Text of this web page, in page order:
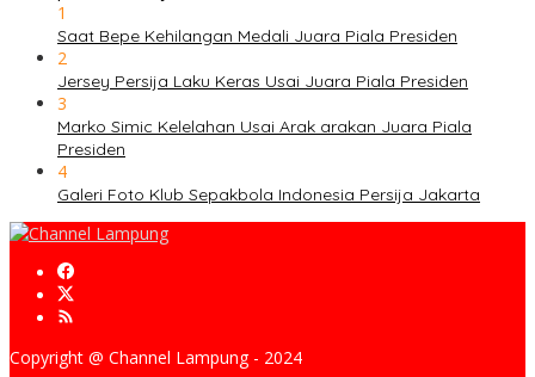
1
Saat Bepe Kehilangan Medali Juara Piala Presiden
2
Jersey Persija Laku Keras Usai Juara Piala Presiden
3
Marko Simic Kelelahan Usai Arak arakan Juara Piala
Presiden
4
Galeri Foto Klub Sepakbola Indonesia Persija Jakarta
Copyright @ Channel Lampung - 2024